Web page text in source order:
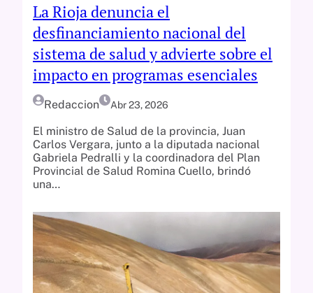
La Rioja denuncia el
desfinanciamiento nacional del
sistema de salud y advierte sobre el
impacto en programas esenciales
Redaccion Abr 23, 2026
El ministro de Salud de la provincia, Juan
Carlos Vergara, junto a la diputada nacional
Gabriela Pedralli y la coordinadora del Plan
Provincial de Salud Romina Cuello, brindó
una…